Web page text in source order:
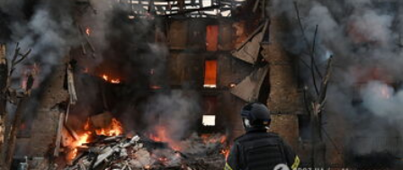
У липні країна-агресорка встановила "рекорд" за кількістю
балістичних ракет, запущених по Україні
5 часов назад 62,8 т.
У Єкатеринбурзі атаковано склад Wildberries: є
влучання, піднявся дим. Фото і відео